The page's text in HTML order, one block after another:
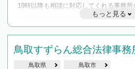
19時以降も相談に対応してくれる事務所
遅い時間の相談が増えそうな場合はその
んで検索してみましょう。
を加えて再検
もっと見る
鳥取すずらん総合法律事務
鳥取県 鳥取市